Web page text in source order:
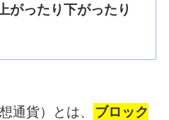
がったり下がったり
通貨）とは、
ブロック